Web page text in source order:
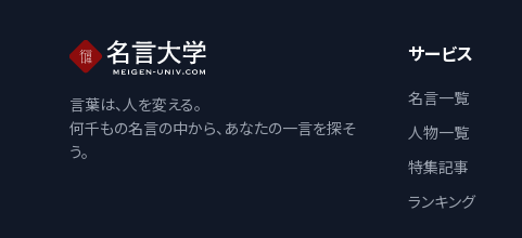
言葉は、人を変える。
何千もの名言の中から、あなたの一言を探そ
う。
サービス
名言一覧
人物一覧
特集記事
ランキング